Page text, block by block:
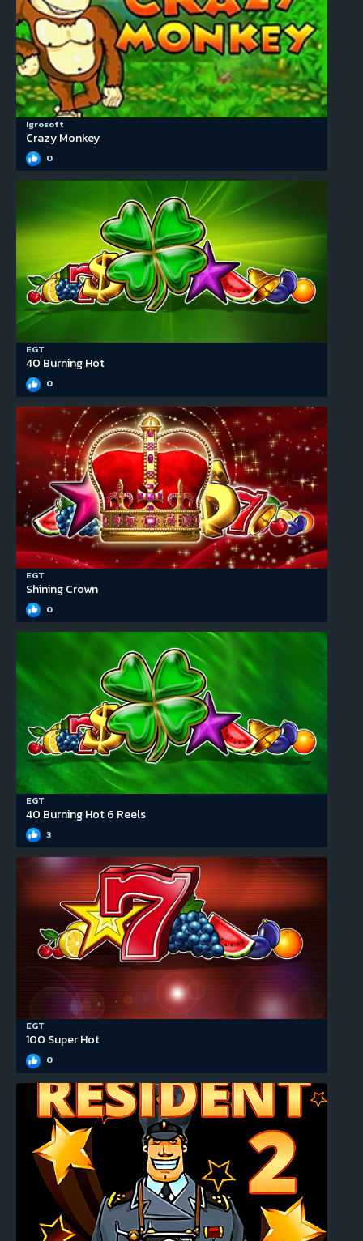
Igrosoft
Crazy Monkey
0
EGT
40 Burning Hot
0
EGT
Shining Crown
0
EGT
40 Burning Hot 6 Reels
3
EGT
100 Super Hot
0